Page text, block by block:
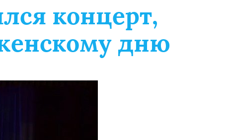
концерт,
дню